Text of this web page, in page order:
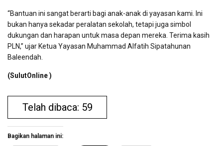
“Bantuan ini sangat berarti bagi anak-anak di yayasan kami. Ini
bukan hanya sekadar peralatan sekolah, tetapi juga simbol
dukungan dan harapan untuk masa depan mereka. Terima kasih
PLN,” ujar Ketua Yayasan Muhammad Alfatih Sipatahunan
Baleendah.
(SulutOnline )
Telah dibaca: 59
Bagikan halaman ini: